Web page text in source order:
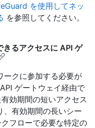
を使用してネッ
を参照してください。
きるアクセスに API ゲ
ークに参加する必要が
ゲートウェイ経由で
効期間の短いアクセス
、有効期間の長いシー
フローで必要な特定の